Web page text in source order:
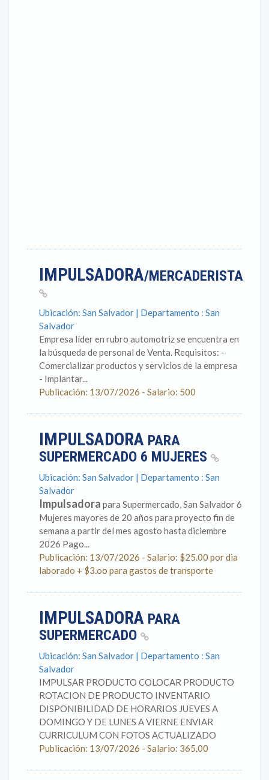
IMPULSADORA/MERCADERISTA
Ubicación: San Salvador | Departamento : San
Salvador
Empresa líder en rubro automotriz se encuentra en
la búsqueda de personal de Venta. Requisitos: -
Comercializar productos y servicios de la empresa
- Implantar...
Publicación: 13/07/2026 - Salario: 500
IMPULSADORA PARA
SUPERMERCADO 6 MUJERES
Ubicación: San Salvador | Departamento : San
Salvador
Impulsadora para Supermercado, San Salvador 6
Mujeres mayores de 20 años para proyecto fin de
semana a partir del mes agosto hasta diciembre
2026 Pago...
Publicación: 13/07/2026 - Salario: $25.00 por dia
laborado + $3.oo para gastos de transporte
IMPULSADORA PARA
SUPERMERCADO
Ubicación: San Salvador | Departamento : San
Salvador
IMPULSAR PRODUCTO COLOCAR PRODUCTO
ROTACION DE PRODUCTO INVENTARIO
DISPONIBILIDAD DE HORARIOS JUEVES A
DOMINGO Y DE LUNES A VIERNE ENVIAR
CURRICULUM CON FOTOS ACTUALIZADO
Publicación: 13/07/2026 - Salario: 365.00